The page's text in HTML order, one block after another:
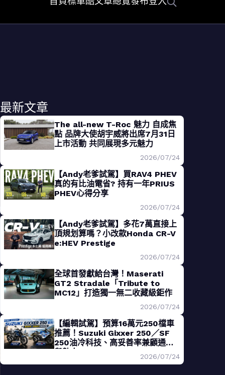
最新文章
The all-new T-Roc 魅力 自成焦
點 品牌大使胡宇威將出席7月31日
上市活動 共同展現多元魅力
2026/07/24
【Andy老爹試駕】買RAV4 PHEV
真的有比油電省? 持有一年PRIUS
PHEV心得分享
2026/07/24
【Andy老爹試駕】多花7萬直接上
頂規划算嗎？小改款Honda CR-V
e:HEV Prestige
2026/07/24
全球首發獻給台灣！Maserati
GT2 Stradale「Tribute to
MC12」打造獨一無二收藏級鉅作
2026/07/24
【編輯試駕】預算16萬元250檔車
推薦！Suzuki Gixxer 250／SF
250油冷科技、高妥善率兼顧通勤
與熱血
2026/07/24